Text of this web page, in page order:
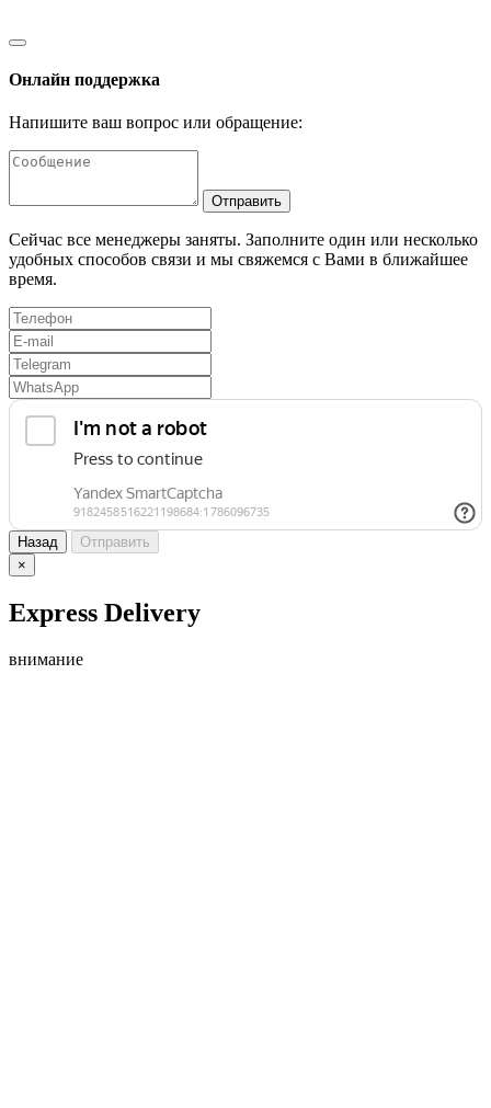
Онлайн поддержка
Напишите ваш вопрос или обращение:
Отправить
Сейчас все менеджеры заняты. Заполните один или несколько
удобных способов связи и мы свяжемся с Вами в ближайшее
время.
Назад
Отправить
×
Express Delivery
внимание